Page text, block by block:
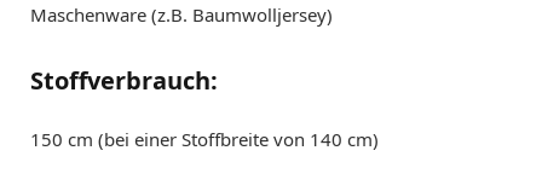
Maschenware (z.B. Baumwolljersey)
Stoffverbrauch:
150 cm (bei einer Stoffbreite von 140 cm)